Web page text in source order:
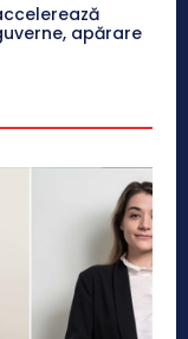
apărare